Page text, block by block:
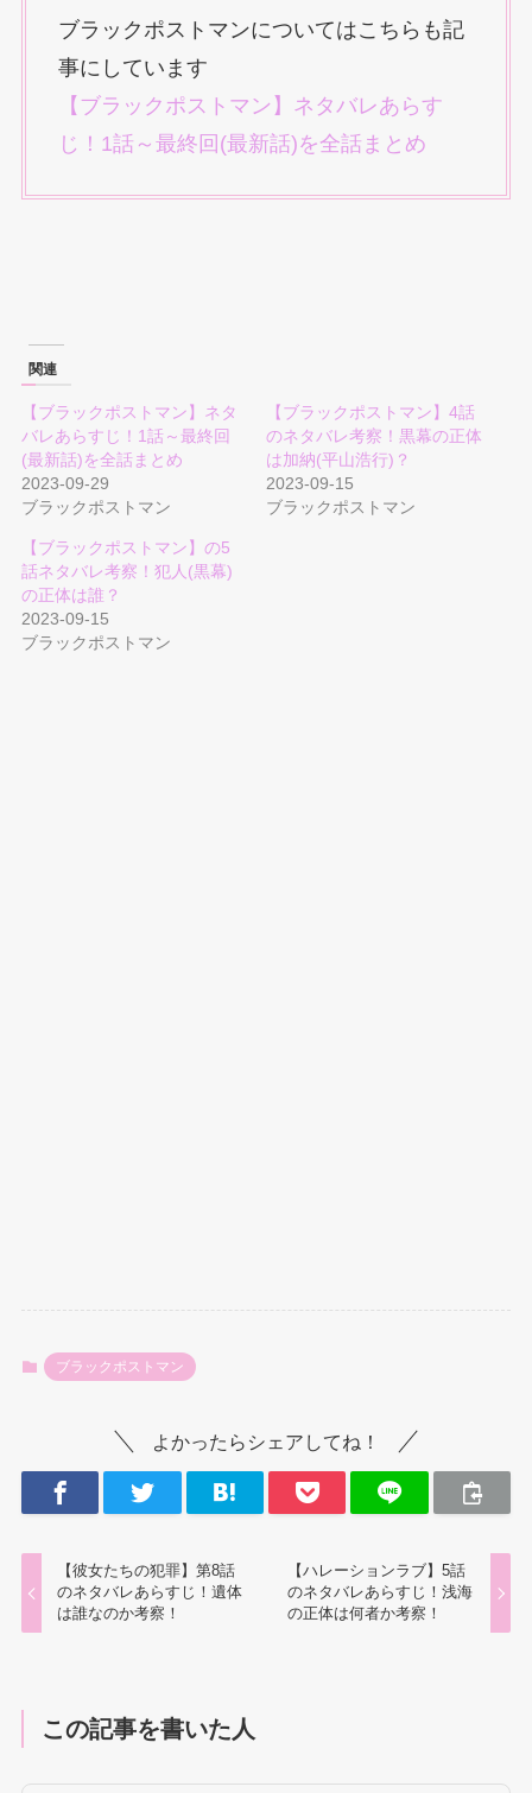
ブラックポストマンについてはこちらも記
事にしています
【ブラックポストマン】ネタバレあらす
じ！1話～最終回(最新話)を全話まとめ
関連
【ブラックポストマン】ネタ
バレあらすじ！1話～最終回
(最新話)を全話まとめ
2023-09-29
ブラックポストマン
【ブラックポストマン】4話
のネタバレ考察！黒幕の正体
は加納(平山浩行)？
2023-09-15
ブラックポストマン
【ブラックポストマン】の5
話ネタバレ考察！犯人(黒幕)
の正体は誰？
2023-09-15
ブラックポストマン
ブラックポストマン
よかったらシェアしてね！
【彼女たちの犯罪】第8話
のネタバレあらすじ！遺体
は誰なのか考察！
【ハレーションラブ】5話
のネタバレあらすじ！浅海
の正体は何者か考察！
この記事を書いた人